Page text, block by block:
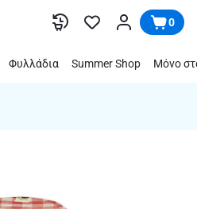
0
Φυλλάδια Summer Shop Μόνο